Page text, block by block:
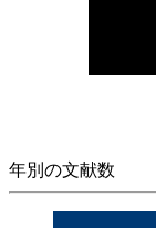
年別の文献数